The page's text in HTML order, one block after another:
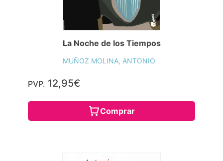
La Noche de los Tiempos
MUÑOZ MOLINA, ANTONIO
PVP. 12,95€
Comprar